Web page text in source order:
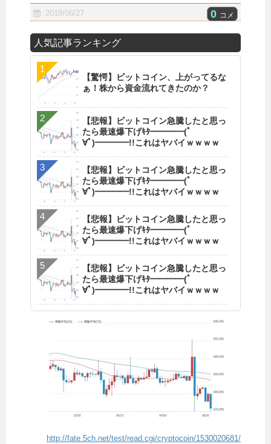
2018/06/27 0 コメ
人気記事ランキング
【驚愕】ビットコイン、上がってるな
ぁ！株から資金流れてきたのか？
【悲報】ビットコイン急騰したと思っ
たら最速爆下げｷﾀ━━━━(ﾟ
∀ﾟ)━━━━!!これはヤバイｗｗｗｗ
【悲報】ビットコイン急騰したと思っ
たら最速爆下げｷﾀ━━━━(ﾟ
∀ﾟ)━━━━!!これはヤバイｗｗｗｗ
【悲報】ビットコイン急騰したと思っ
たら最速爆下げｷﾀ━━━━(ﾟ
∀ﾟ)━━━━!!これはヤバイｗｗｗｗ
【悲報】ビットコイン急騰したと思っ
たら最速爆下げｷﾀ━━━━(ﾟ
∀ﾟ)━━━━!!これはヤバイｗｗｗｗ
http://fate.5ch.net/test/read.cgi/cryptocoin/1530020681/